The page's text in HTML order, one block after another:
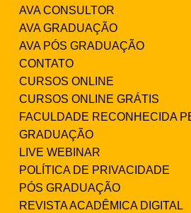
AVA CONSULTOR
AVA GRADUAÇÃO
AVA PÓS GRADUAÇÃO
CONTATO
CURSOS ONLINE
CURSOS ONLINE GRÁTIS
FACULDADE RECONHECIDA
GRADUAÇÃO
LIVE WEBINAR
POLÍTICA DE PRIVACIDADE
PÓS GRADUAÇÃO
REVISTA ACADÊMICA DIGITAL